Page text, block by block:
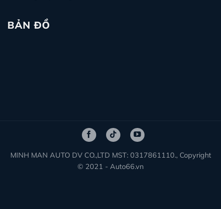
BẢN ĐỒ
MINH MAN AUTO DV CO.,LTD MST: 0317861110., Copyright
© 2021 - Auto66.vn